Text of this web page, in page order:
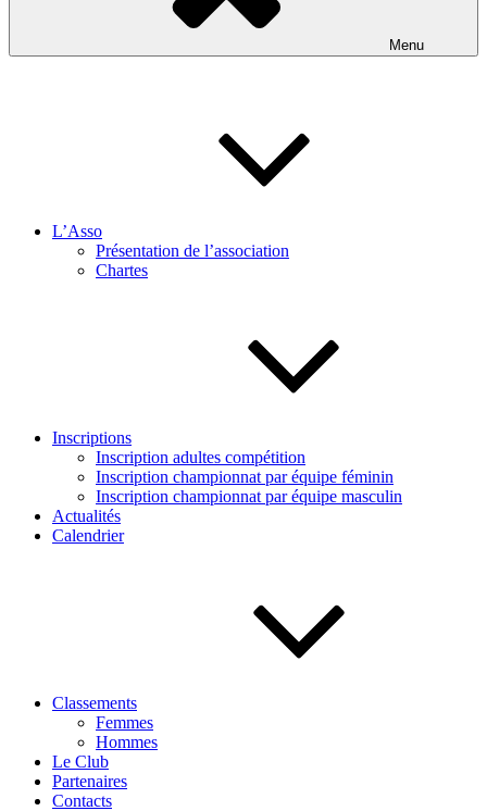
Menu
L’Asso
Présentation de l’association
Chartes
Inscriptions
Inscription adultes compétition
Inscription championnat par équipe féminin
Inscription championnat par équipe masculin
Actualités
Calendrier
Classements
Femmes
Hommes
Le Club
Partenaires
Contacts